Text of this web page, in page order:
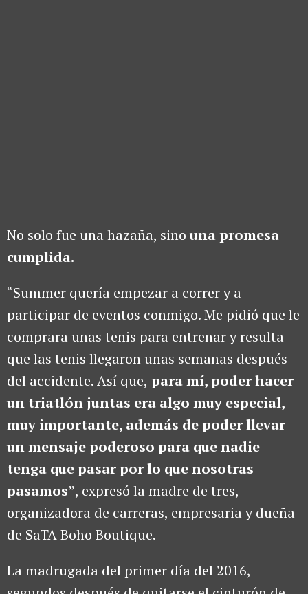
No solo fue una hazaña, sino una promesa
cumplida.
“Summer quería empezar a correr y a
participar de eventos conmigo. Me pidió que le
comprara unas tenis para entrenar y resulta
que las tenis llegaron unas semanas después
del accidente. Así que, para mí, poder hacer
un triatlón juntas era algo muy especial,
muy importante, además de poder llevar
un mensaje poderoso para que nadie
tenga que pasar por lo que nosotras
pasamos”, expresó la madre de tres,
organizadora de carreras, empresaria y dueña
de SaTA Boho Boutique.
La madrugada del primer día del 2016,